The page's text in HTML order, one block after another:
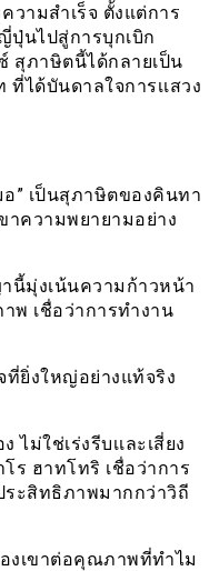
วามสำเร็จ ตั้งแต่การ
ปุ่นไปสู่การบุกเบิก
สุภาษิตนี้ได้กลายเป็น
ได้บันดาลใจการเเสวง
” เป็นสุภาษิตของคินทา
ความพยายามอย่าง
นี้มุ่งเน้นความก้าวหน้า
พ เชื่อว่าการทำงาน
ที่ยิ่งใหญ่อย่างแท้จริง
ม่ใช่เร่งรีบเเละเสี่ยง
ร ฮาทโทริ เชื่อว่าการ
ระสิทธิภาพมากกว่าวิถี
งเขาต่อคุณภาพที่ทำไม